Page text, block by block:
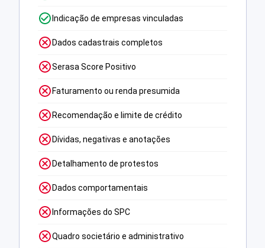
Indicação de empresas vinculadas
Dados cadastrais completos
Serasa Score Positivo
Faturamento ou renda presumida
Recomendação e limite de crédito
Dívidas, negativas e anotações
Detalhamento de protestos
Dados comportamentais
Informações do SPC
Quadro societário e administrativo